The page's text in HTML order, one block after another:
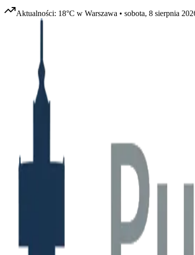
Aktualności: 18°C w Warszawa • sobota, 8 sierpnia